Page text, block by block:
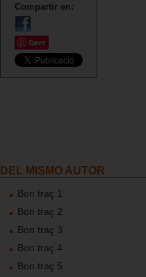
Compartir en:
Save
DEL MISMO AUTOR
Bon traç 1
Bon traç 2
Bon traç 3
Bon traç 4
Bon traç 5